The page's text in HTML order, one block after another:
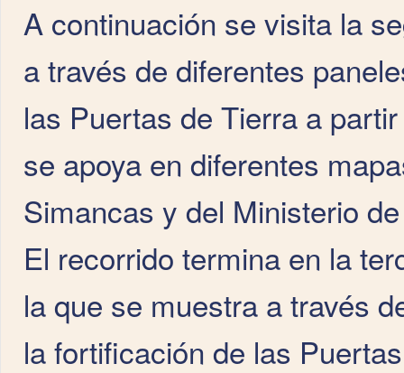
A continuación se visita la
a través de diferentes
las Puertas de Tierra a
se apoya en diferentes
Simancas y del Ministerio
El recorrido termina en la
la que se muestra a través
la fortificación de las